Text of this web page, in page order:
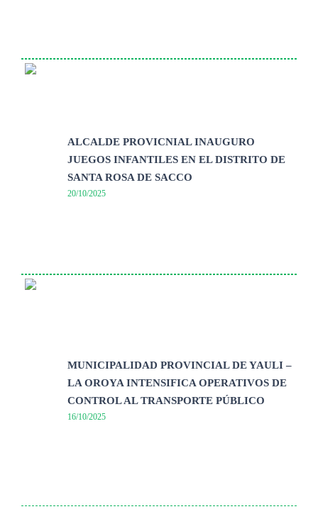
ALCALDE PROVICNIAL INAUGURO
JUEGOS INFANTILES EN EL DISTRITO DE
SANTA ROSA DE SACCO
20/10/2025
MUNICIPALIDAD PROVINCIAL DE YAULI –
LA OROYA INTENSIFICA OPERATIVOS DE
CONTROL AL TRANSPORTE PÚBLICO
16/10/2025